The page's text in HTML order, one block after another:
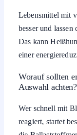
Lebensmittel mit
besser und lassen
Das kann
einer
Worauf sollten
Auswahl achten?
Wer schnell mit
reagiert, startet